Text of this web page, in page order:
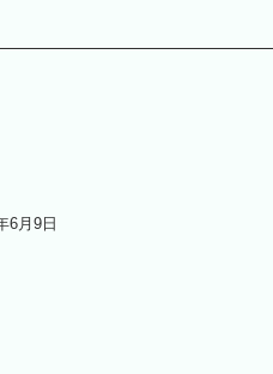
6月9日